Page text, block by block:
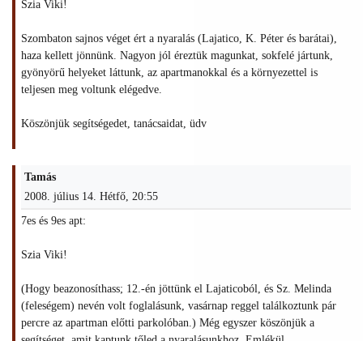
Szia Viki!
Szombaton sajnos véget ért a nyaralás (Lajatico, K. Péter és barátai),
haza kellett jönnünk. Nagyon jól éreztük magunkat, sokfelé jártunk,
gyönyörű helyeket láttunk, az apartmanokkal és a környezettel is
teljesen meg voltunk elégedve.
Köszönjük segítségedet, tanácsaidat, üdv
Tamás
2008. július 14. Hétfő, 20:55
7es és 9es apt:
Szia Viki!
(Hogy beazonosíthass; 12.-én jöttünk el Lajaticoból, és Sz. Melinda
(feleségem) nevén volt foglalásunk, vasárnap reggel találkoztunk pár
percre az apartman előtti parkolóban.) Még egyszer köszönjük a